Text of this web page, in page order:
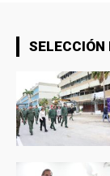
SELECCIÓN